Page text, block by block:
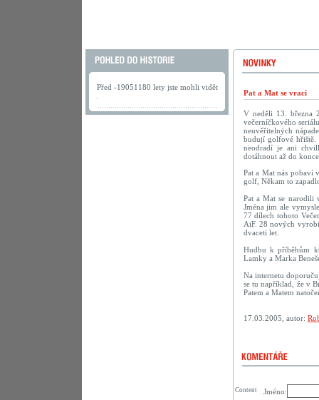
Před -19051180 lety jste mohli vidět
Pat a Mat se vrací
V neděli 13. března
večerníčkového
neuvěřitelných
budují golfové hřiště.
neodradí je ani
dotáhnout až do
Pat a Mat nás pobaví
golf, Někam to
Pat a Mat se narodili
Jména jim ale
77 dílech tohoto
AiF. 28 nových
dvaceti let.
Hudbu k příběhům
Lamky a Marka
Na internetu
se tu například, že v
Patem a Matem
17.03.2005, autor:
Jméno:
Content